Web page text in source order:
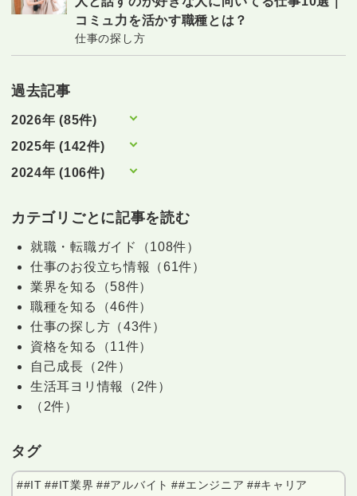
コミュ力を活かす職種とは？
仕事の探し方
過去記事
2026年 (85件)
2025年 (142件)
2024年 (106件)
カテゴリごとに記事を読む
就職・転職ガイド（108件）
仕事のお役立ち情報（61件）
業界を知る（58件）
職種を知る（46件）
仕事の探し方（43件）
資格を知る（11件）
自己成長（2件）
生活耳ヨリ情報（2件）
（2件）
タグ
##IT ##IT業界 ##アルバイト ##エンジニア ##キャリア